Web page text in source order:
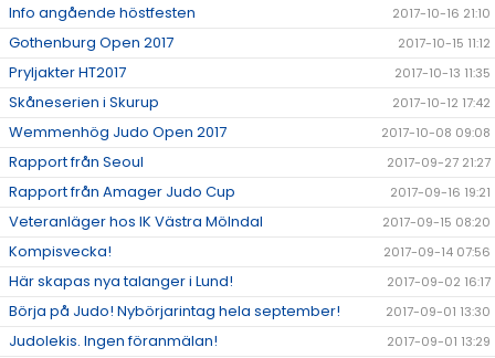
Info angående höstfesten 2017-10-16 21:10
Gothenburg Open 2017 2017-10-15 11:12
Pryljakter HT2017 2017-10-13 11:35
Skåneserien i Skurup 2017-10-12 17:42
Wemmenhög Judo Open 2017 2017-10-08 09:08
Rapport från Seoul 2017-09-27 21:27
Rapport från Amager Judo Cup 2017-09-16 19:21
Veteranläger hos IK Västra Mölndal 2017-09-15 08:20
Kompisvecka! 2017-09-14 07:56
Här skapas nya talanger i Lund! 2017-09-02 16:17
Börja på Judo! Nybörjarintag hela september! 2017-09-01 13:30
Judolekis. Ingen föranmälan!
2017-09-01 13:29